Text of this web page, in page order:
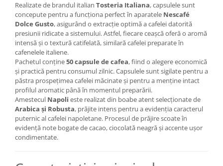
Realizate de brandul italian Tosteria Italiana, capsulele sunt
concepute pentru a funcționa perfect în aparatele Nescafé
Dolce Gusto, asigurând o extracție optimă a cafelei datorită
presiunii ridicate a sistemului. Astfel, fiecare ceașcă oferă o aromă
intensă și o textură catifelată, similară cafelei preparate în
cafenelele italiene.
Pachetul conține50 capsule de cafea, fiind o alegere economică
și practică pentru consumul zilnic. Capsulele sunt sigilate pentru a
păstra prospețimea cafelei măcinate și pentru a menține intact
profilul aromatic până în momentul preparării.
Amestecul Napoli este realizat din boabe atent selecționate de
Arabica și Robusta, prăjite intens pentru a evidenția caracterul
puternic al cafelei napoletane. Procesul de prăjire scoate în
evidență note bogate de cacao, ciocolată neagră și accente ușor
condimentate.